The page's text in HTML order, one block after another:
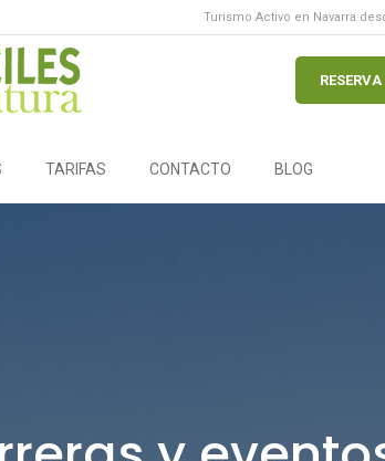
Turismo Activo en Navarra
TARIFAS CONTACTO BLOG